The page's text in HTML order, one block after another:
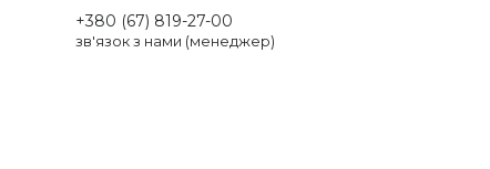
+380 (67) 819-27-00
зв'язок з нами (менеджер)